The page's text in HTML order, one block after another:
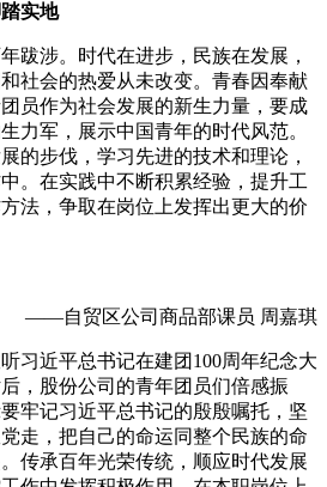
实地
跋涉。时代在进步，民族在发展，
社会的热爱从未改变。青春因奉献
员作为社会发展的新生力量，要成
力军，展示中国青年的时代风范。
的步伐，学习先进的技术和理论，
。在实践中不断积累经验，提升工
法，争取在岗位上发挥出更大的价
——自贸区公司商品部课员 周嘉琪
习近平总书记在建团 100周年纪念大
，股份公司的青年团员们倍感振
牢记习近平总书记的殷殷嘱托，坚
走，把自己的命运同整个民族的命
传承百年光荣传统，顺应时代发展